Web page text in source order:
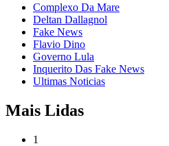
Complexo Da Mare
Deltan Dallagnol
Fake News
Flavio Dino
Governo Lula
Inquerito Das Fake News
Ultimas Noticias
Mais Lidas
1